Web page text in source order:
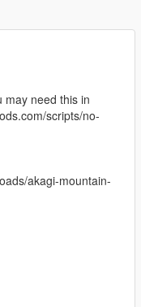
may need this in
scripts/no-
akagi-mountain-